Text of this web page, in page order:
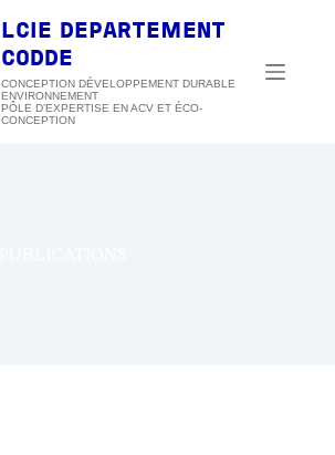
LCIE DEPARTEMENT
CODDE
CONCEPTION DÉVELOPPEMENT DURABLE
ENVIRONNEMENT